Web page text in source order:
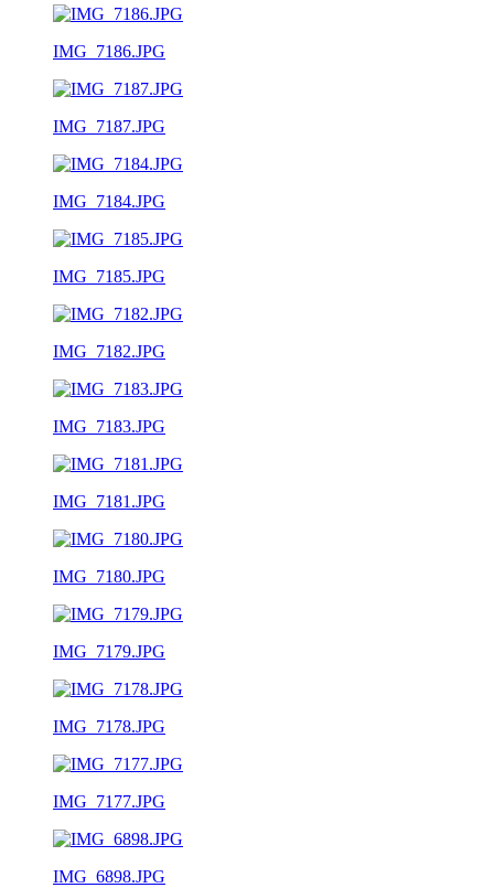
IMG_7186.JPG
IMG_7187.JPG
IMG_7184.JPG
IMG_7185.JPG
IMG_7182.JPG
IMG_7183.JPG
IMG_7181.JPG
IMG_7180.JPG
IMG_7179.JPG
IMG_7178.JPG
IMG_7177.JPG
IMG_6898.JPG